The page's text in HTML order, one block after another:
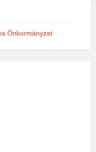
Önkormányzat